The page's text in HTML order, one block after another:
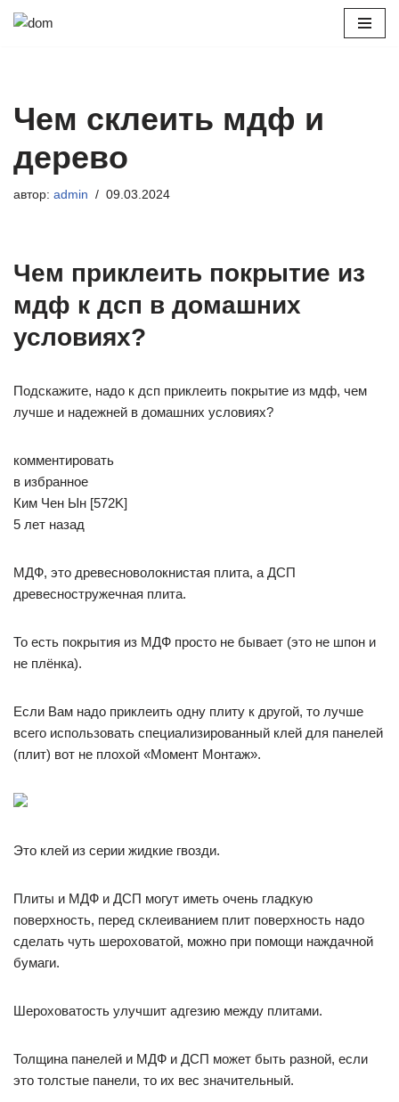
Чем склеить мдф и
дерево
автор: admin 09.03.2024
Чем приклеить покрытие из
мдф к дсп в домашних
условиях?
Подскажите, надо к дсп приклеить покрытие из мдф, чем
лучше и надежней в домашних условиях?
комментировать
в избранное
Ким Чен Ын [572K]
5 лет назад
МДФ, это древесноволокнистая плита, а ДСП
древесностружечная плита.
То есть покрытия из МДФ просто не бывает (это не шпон и
не плёнка).
Если Вам надо приклеить одну плиту к другой, то лучше
всего использовать специализированный клей для панелей
(плит) вот не плохой «Момент Монтаж».
Это клей из серии жидкие гвозди.
Плиты и МДФ и ДСП могут иметь очень гладкую
поверхность, перед склеиванием плит поверхность надо
сделать чуть шероховатой, можно при помощи наждачной
бумаги.
Шероховатость улучшит адгезию между плитами.
Толщина панелей и МДФ и ДСП может быть разной, если
это толстые панели, то их вес значительный.